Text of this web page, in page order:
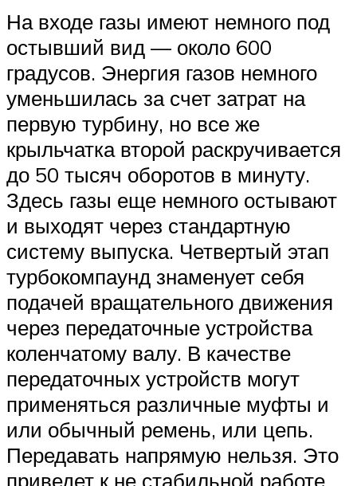
На входе газы имеют немного под
остывший вид — около 600
градусов. Энергия газов немного
уменьшилась за счет затрат на
первую турбину, но все же
крыльчатка второй раскручивается
до 50 тысяч оборотов в минуту.
Здесь газы еще немного остывают
и выходят через стандартную
систему выпуска. Четвертый этап
турбокомпаунд знаменует себя
подачей вращательного движения
через передаточные устройства
коленчатому валу. В качестве
передаточных устройств могут
применяться различные муфты и
или обычный ремень, или цепь.
Передавать напрямую нельзя. Это
приведет к не стабильной работе